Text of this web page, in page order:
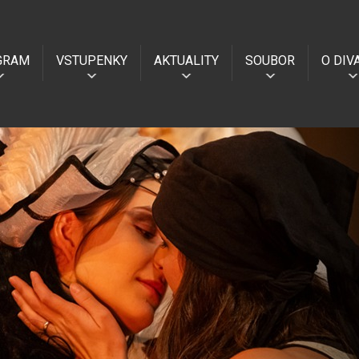
VSTUPENKY AKTUALITY SOUBOR O